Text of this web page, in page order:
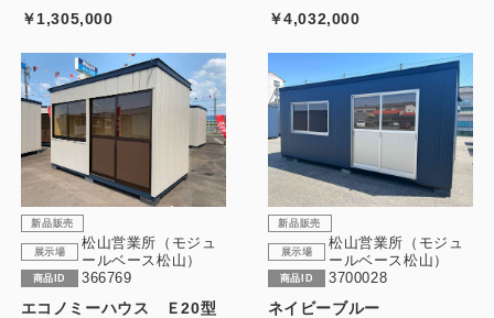
￥1,305,000 ￥4,032,000
新品販売
展示場
松山営業所（モジュ
ールベース松山）
商品ID 366769
エコノミーハウス Ｅ20型
新品販売
展示場
松山営業所（モジュ
ールベース松山）
商品ID 3700028
ネイビーブルー